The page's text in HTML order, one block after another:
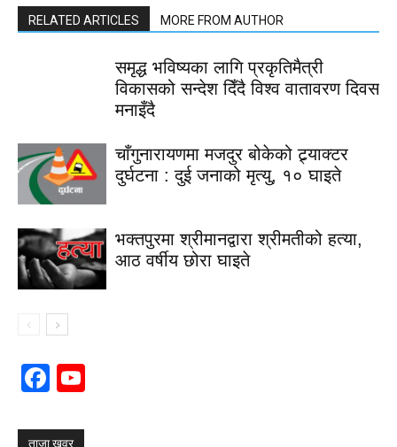
RELATED ARTICLES MORE FROM AUTHOR
समृद्ध भविष्यका लागि प्रकृतिमैत्री
विकासको सन्देश दिँदै विश्व वातावरण दिवस
मनाइँदै
चाँगुनारायणमा मजदुर बोकेको ट्र्याक्टर
दुर्घटना : दुई जनाको मृत्यु, १० घाइते
भक्तपुरमा श्रीमानद्वारा श्रीमतीको हत्या,
आठ वर्षीय छोरा घाइते
Facebook
ताजा खवर